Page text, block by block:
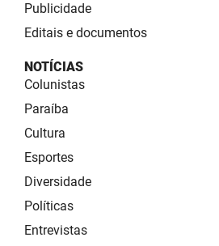
Publicidade
Editais e documentos
NOTÍCIAS
Colunistas
Paraíba
Cultura
Esportes
Diversidade
Políticas
Entrevistas